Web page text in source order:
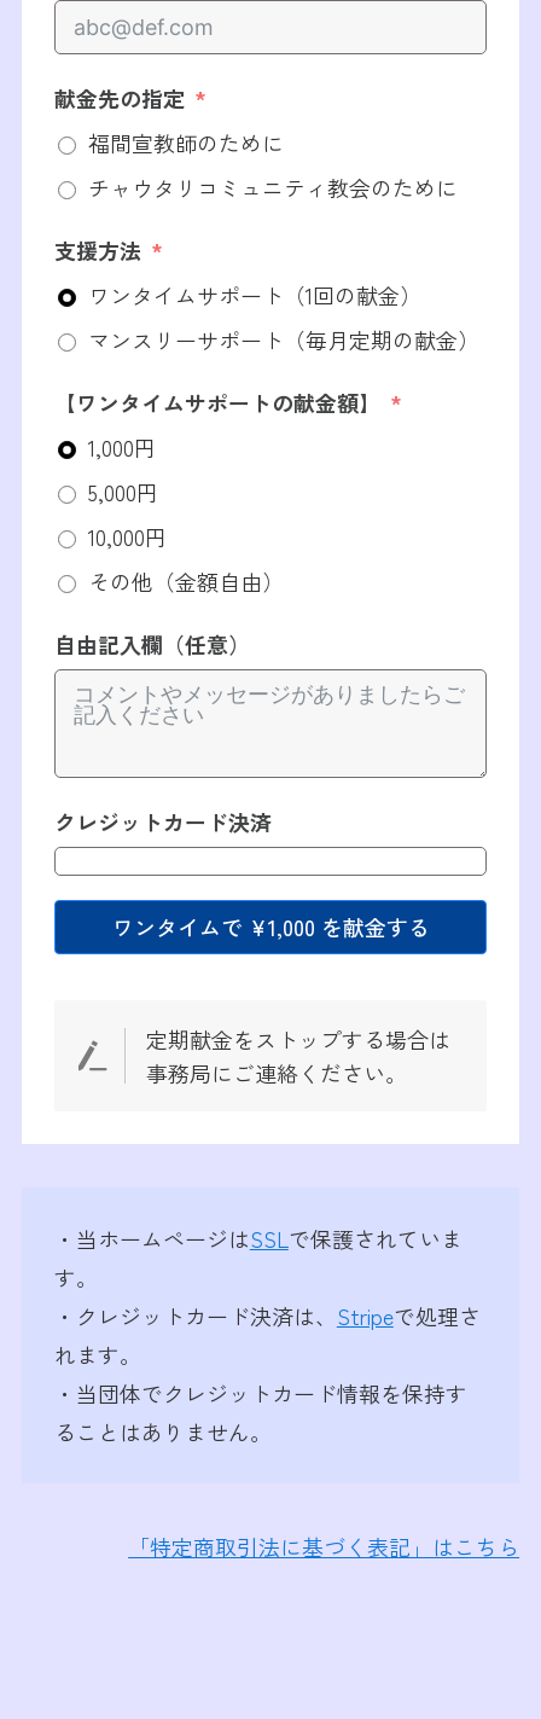
献金先の指定
福間宣教師のために
チャウタリコミュニティ教会のために
支援方法
ワンタイムサポート（1回の献金）
マンスリーサポート（毎月定期の献金）
【ワンタイムサポートの献金額】
1,000円
5,000円
10,000円
その他（金額自由）
自由記入欄（任意）
クレジットカード決済
ワンタイムで ¥1,000 を献金する
定期献金をストップする場合は
事務局にご連絡ください。
・当ホームページはSSLで保護されていま
す。
・クレジットカード決済は、 Stripeで処理さ
れます。
・当団体でクレジットカード情報を保持す
ることはありません。
「特定商取引法に基づく表記」はこちら